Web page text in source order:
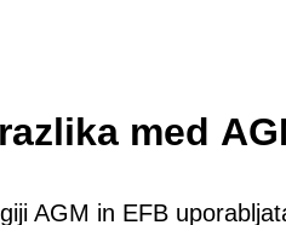
med
AGM in EFB